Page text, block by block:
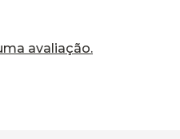
avaliação.